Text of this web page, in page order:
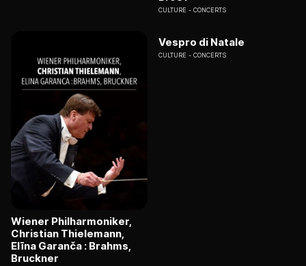
CULTURE CONCERTS
Wiener Philharmoniker,
Christian Thielemann,
Elīna Garanča : Brahms,
Bruckner
Vespro di Natale
CULTURE CONCERTS